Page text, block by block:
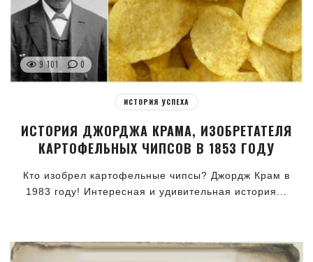
9 101 0
ИСТОРИЯ УСПЕХА
ИСТОРИЯ ДЖОРДЖА КРАМА, ИЗОБРЕТАТЕЛЯ
КАРТОФЕЛЬНЫХ ЧИПСОВ В 1853 ГОДУ
Кто изобрел картофельные чипсы? Джордж Крам в
1983 году! Интересная и удивительная история...